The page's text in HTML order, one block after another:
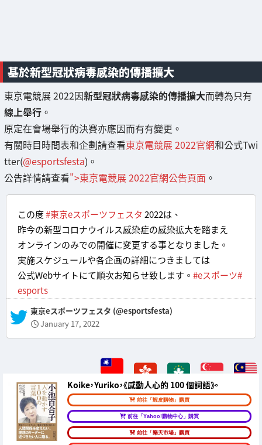
基於新型冠狀病毒感染的傳播擴大
東京電競展 2022因新型冠狀病毒感染的傳播擴大而轉為只有
線上舉行 。
原定在會場舉行的決賽亦應因而有有變更。
有關時目時間表和企劃請查看東京電競展 2022官網和公式Twi
tter(@esportsfesta)。
公告詳情請查看">東京電競展 2022官網公告頁面 。
この度#東京eスポーツフェスタ 2022は、
昨今の新型コロナウイルス感染症の感染拡大を踏まえ
オンラインのみでの開催に変更する事となりました。
実施スケジュールや各企画の詳細につきましては
公式Webサイトにて順次お知らせ致します。 #eスポーツ#
esports
— 東京eスポーツフェスタ (@esportsfesta)
January 17, 2022
Koike，Yuriko，《感動人心的 100 個詞語》。
前往「蝦皮購物」購買
前往「Yahoo!購物中心」購買
前往「樂天市場」購買